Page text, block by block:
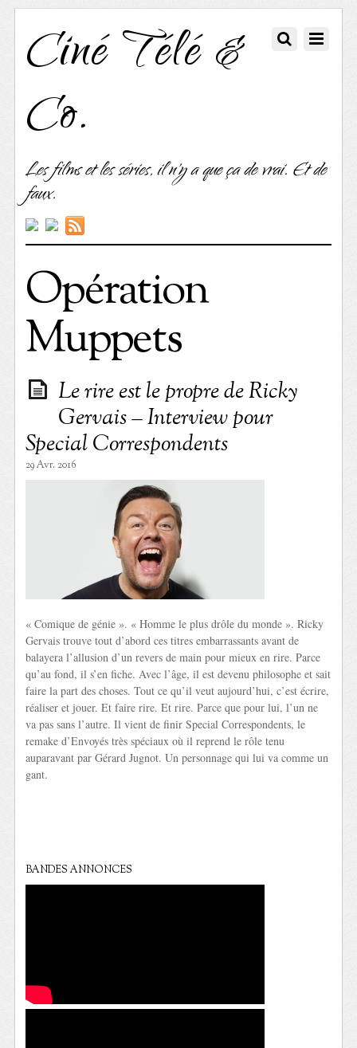
Ciné Télé &
Co.
Les films et les séries, il n'y a que ça de vrai. Et de
faux.
Opération
Muppets
Le rire est le propre de Ricky
Gervais – Interview pour
Special Correspondents
29 Avr. 2016
« Comique de génie ». « Homme le plus drôle du monde ». Ricky
Gervais trouve tout d’abord ces titres embarrassants avant de
balayera l’allusion d’un revers de main pour mieux en rire. Parce
qu’au fond, il s’en fiche. Avec l’âge, il est devenu philosophe et sait
faire la part des choses. Tout ce qu’il veut aujourd’hui, c’est écrire,
réaliser et jouer. Et faire rire. Et rire. Parce que pour lui, l’un ne
va pas sans l’autre. Il vient de finir Special Correspondents, le
remake d’Envoyés très spéciaux où il reprend le rôle tenu
auparavant par Gérard Jugnot. Un personnage qui lui va comme un
gant.
BANDES ANNONCES